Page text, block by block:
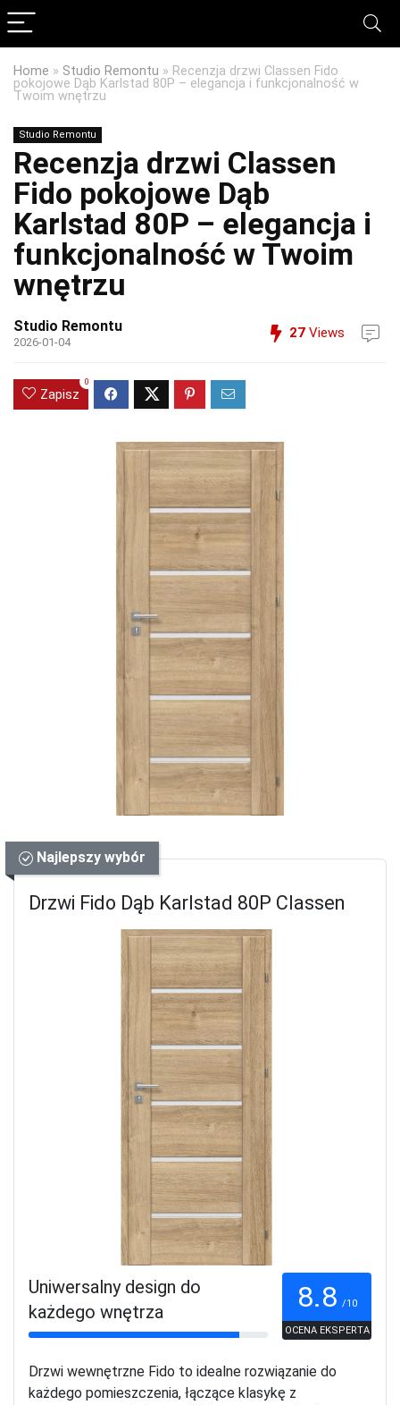
Home » Studio Remontu » Recenzja drzwi Classen Fido
pokojowe Dąb Karlstad 80P – elegancja i funkcjonalność w
Twoim wnętrzu
Studio Remontu
Recenzja drzwi Classen
Fido pokojowe Dąb
Karlstad 80P – elegancja i
funkcjonalność w Twoim
wnętrzu
Studio Remontu
2026-01-04
27 Views
Zapisz
0
Najlepszy wybór
Drzwi Fido Dąb Karlstad 80P Classen
Uniwersalny design do
każdego wnętrza
8.8 /10
OCENA EKSPERTA
Drzwi wewnętrzne Fido to idealne rozwiązanie do
każdego pomieszczenia, łączące klasykę z